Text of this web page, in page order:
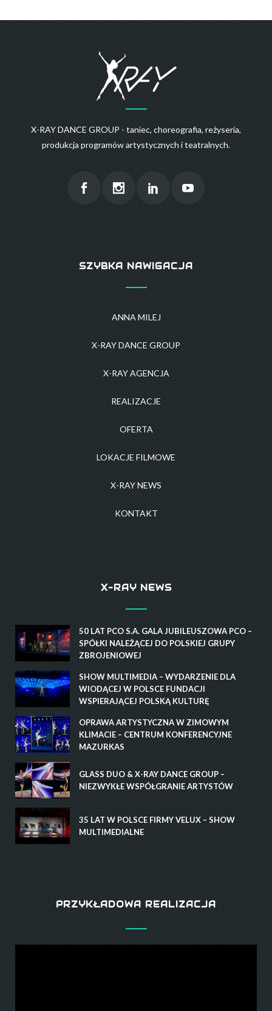
X-RAY DANCE GROUP - taniec, choreografia, reżyseria,
produkcja programów artystycznych i teatralnych.
SZYBKA NAWIGACJA
ANNA MILEJ
X-RAY DANCE GROUP
X-RAY AGENCJA
REALIZACJE
OFERTA
LOKACJE FILMOWE
X-RAY NEWS
KONTAKT
X-RAY NEWS
50 LAT PCO S.A. GALA JUBILEUSZOWA PCO –
SPÓŁKI NALEŻĄCEJ DO POLSKIEJ GRUPY
ZBROJENIOWEJ
SHOW MULTIMEDIA – WYDARZENIE DLA
WIODĄCEJ W POLSCE FUNDACJI
WSPIERAJĄCEJ POLSKĄ KULTURĘ
OPRAWA ARTYSTYCZNA W ZIMOWYM
KLIMACIE – CENTRUM KONFERENCYJNE
MAZURKAS
GLASS DUO & X-RAY DANCE GROUP –
NIEZWYKŁE WSPÓŁGRANIE ARTYSTÓW
35 LAT W POLSCE FIRMY VELUX – SHOW
MULTIMEDIALNE
PRZYKŁADOWA REALIZACJA